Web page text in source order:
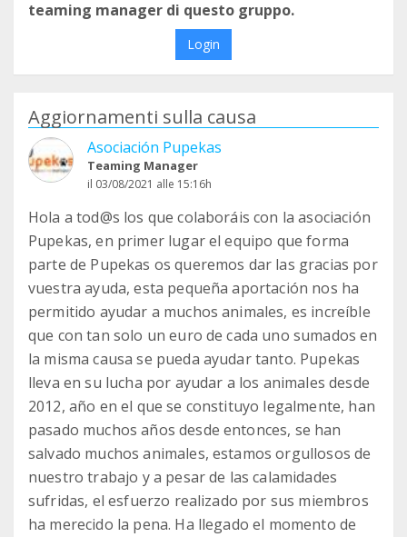
teaming manager di questo gruppo.
Login
Aggiornamenti sulla causa
Asociación Pupekas
Teaming Manager
il 03/08/2021 alle 15:16h
Hola a tod@s los que colaboráis con la asociación
Pupekas, en primer lugar el equipo que forma
parte de Pupekas os queremos dar las gracias por
vuestra ayuda, esta pequeña aportación nos ha
permitido ayudar a muchos animales, es increíble
que con tan solo un euro de cada uno sumados en
la misma causa se pueda ayudar tanto. Pupekas
lleva en su lucha por ayudar a los animales desde
2012, año en el que se constituyo legalmente, han
pasado muchos años desde entonces, se han
salvado muchos animales, estamos orgullosos de
nuestro trabajo y a pesar de las calamidades
sufridas, el esfuerzo realizado por sus miembros
ha merecido la pena. Ha llegado el momento de